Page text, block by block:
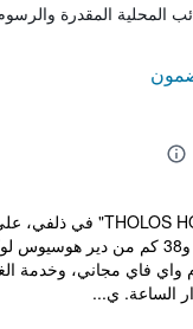
المحلية المقدرة
المتحف الأثري أمفيسا و38 كم من
المصنف 3 نجوم واي فاي مجاني،
الساعة. ي...